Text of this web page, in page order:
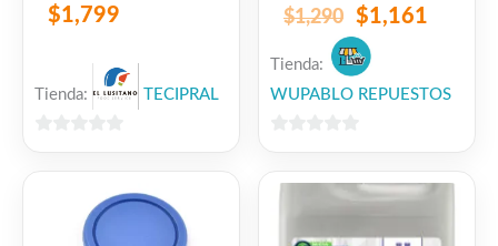
$1,799
Tienda: TECIPRAL
301101400095
$1,290 $1,161
Tienda:
WUPABLO REPUESTOS